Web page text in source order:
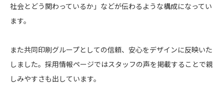
社会とどう関わっているか」などが伝わるような構成になってい
ます。
また共同印刷グループとしての信頼、安心をデザインに反映いた
しました。採用情報ページではスタッフの声を掲載することで親
しみやすさも出しています。